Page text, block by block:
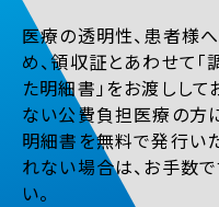
医療の透明性、患者様
め、領収証とあわせて
た明細書」をお渡しし
ない公費負担医療の方
明細書を無料で発行い
れない場合は、お手数
い。